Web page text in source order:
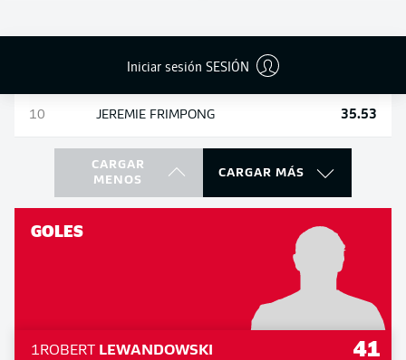
Iniciar sesión SESIÓN
RAGNARACHE
10 JEREMIE FRIMPONG 35.53
CARGAR
MENOS
CARGAR MÁS
GOLES
1ROBERT LEWANDOWSKI 41